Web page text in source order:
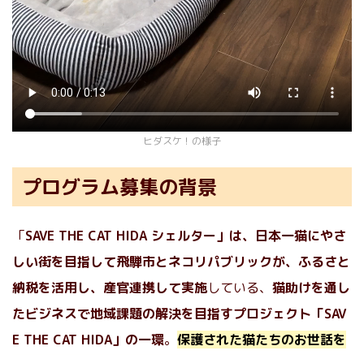
ヒダスケ！の様子
プログラム募集の背景
「SAVE THE CAT HIDA シェルター」は、日本一猫にやさ
しい街を目指して飛騨市とネコリパブリックが、ふるさと
納税を活用し、産官連携して実施している、 猫助けを通し
たビジネスで地域課題の解決を目指すプロジェクト「SAV
E THE CAT HIDA」の一環。 保護された猫たちのお世話を